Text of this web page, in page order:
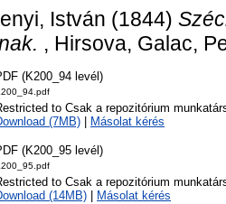
István (1844)
, Hirsova, Galac,
(K200_94 levél)
to Csak a repozitórium
(7MB)
Másolat kérés
(K200_95 levél)
to Csak a repozitórium
(14MB)
Másolat kérés